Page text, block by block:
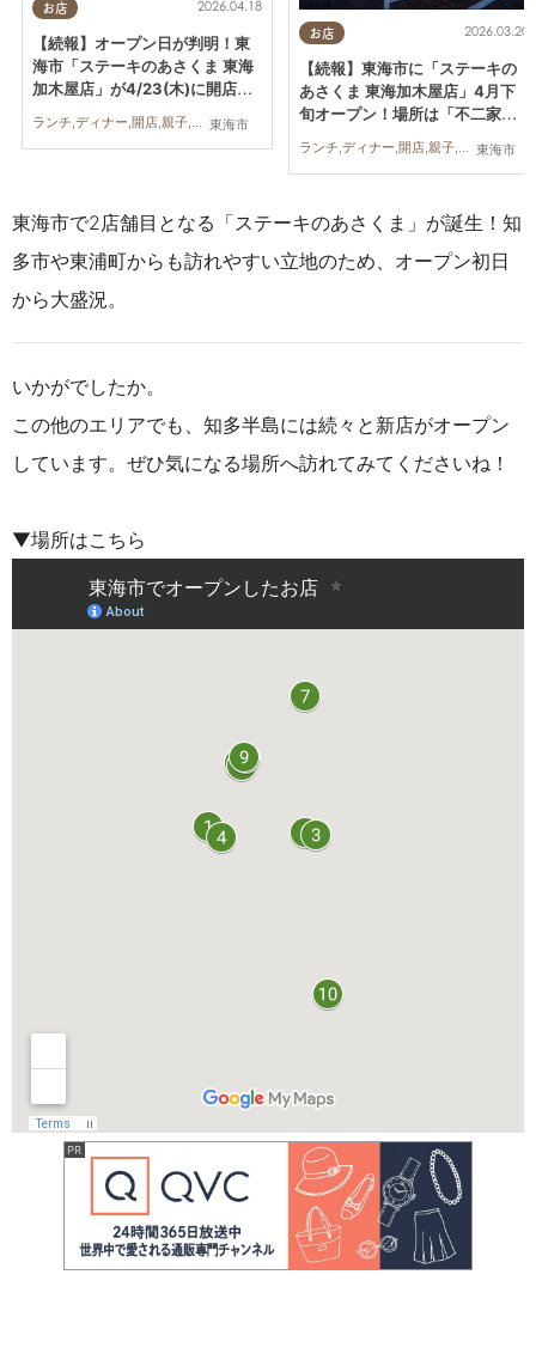
お店
東海市
2026.04.18
【続報】オープン日が判明！東
海市「ステーキのあさくま 東海
加木屋店」が4/23(木)に開店｜
オープン記念食べ放題イベント
も
ランチ,ディナー,開店,親子,家族
お店
東海市
2026.03.20
【続報】東海市に「ステーキの
あさくま 東海加木屋店」4月下
旬オープン！場所は「不二家レ
ストラン 東海店」跡地
ランチ,ディナー,開店,親子,家族
東海市で2店舗目となる「ステーキのあさくま」が誕生！知
多市や東浦町からも訪れやすい立地のため、オープン初日
から大盛況。
いかがでしたか。
この他のエリアでも、知多半島には続々と新店がオープン
しています。ぜひ気になる場所へ訪れてみてくださいね！
▼場所はこちら